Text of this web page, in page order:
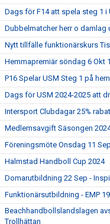
Dags för F14 att spela steg 1 i
Dubbelmatcher herr o damlag
Nytt tillfälle funktionärskurs
Hemmapremiär söndag 6 Okt
P16 Spelar USM Steg 1 på
Dags för USM 2024-2025 att
Intersport Clubdagar 25%
Medlemsavgift Säsongen
Föreningsmöte Onsdag 11
Halmstad Handboll Cup 2024
Domarutbildning 22 Sep -
Funktionärsutbildning - EMP
Beachhandbollslandslagen
Trollhättan